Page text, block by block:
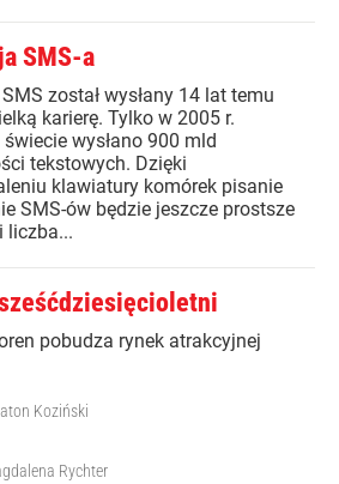
SMS-a
został wysłany 14 lat temu
karierę. Tylko w 2005 r.
świecie wysłano 900 mld
tekstowych. Dzięki
klawiatury komórek pisanie
SMS-ów będzie jeszcze prostsze
liczba...
pobudza rynek atrakcyjnej
Koziński
Rychter